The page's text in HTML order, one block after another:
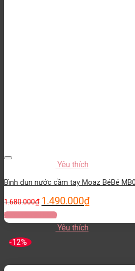
Yêu thích
Bình đun nước cầm tay Moaz BéBé
1.680.000₫ 1.490.000₫
Thêm vào giỏ hàng
Yêu thích
-12%